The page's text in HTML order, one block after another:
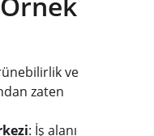
ve
zaten
: İş alanı